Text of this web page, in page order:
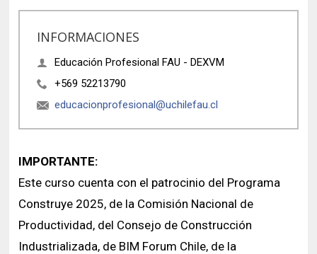
INFORMACIONES
Educación Profesional FAU - DEXVM
+569 52213790
educacionprofesional@uchilefau.cl
IMPORTANTE:
Este curso cuenta con el patrocinio del Programa
Construye 2025, de la Comisión Nacional de
Productividad, del Consejo de Construcción
Industrializada, de BIM Forum Chile, de la